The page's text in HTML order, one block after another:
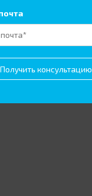
Получить консультацию